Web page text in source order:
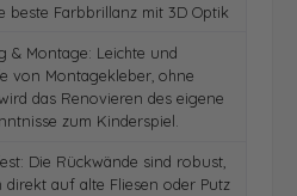
beste Farbbrillanz mit 3D Optik
& Montage: Leichte und
von Montagekleber, ohne
das Renovieren des eigene
zum Kinderspiel.
Die Rückwände sind robust,
auf alte Fliesen oder Putz